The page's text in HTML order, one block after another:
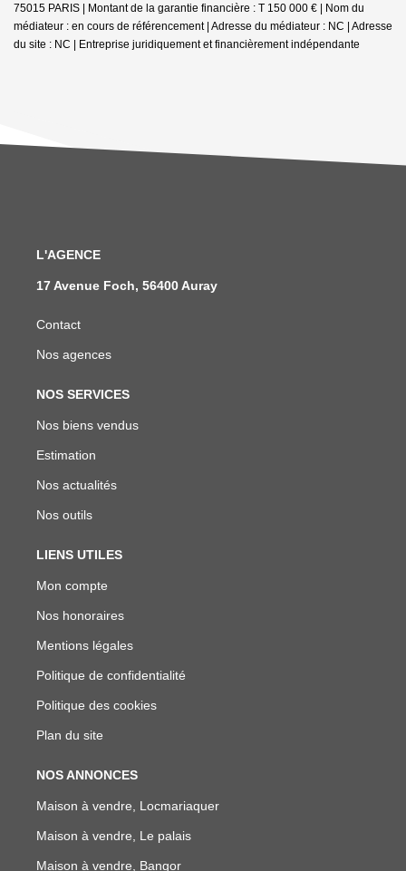
75015 PARIS | Montant de la garantie financière : T 150 000 € | Nom du
médiateur : en cours de référencement | Adresse du médiateur : NC | Adresse
du site : NC | Entreprise juridiquement et financièrement indépendante
L'AGENCE
17 Avenue Foch, 56400 Auray
Contact
Nos agences
NOS SERVICES
Nos biens vendus
Estimation
Nos actualités
Nos outils
LIENS UTILES
Mon compte
Nos honoraires
Mentions légales
Politique de confidentialité
Politique des cookies
Plan du site
NOS ANNONCES
Maison à vendre, Locmariaquer
Maison à vendre, Le palais
Maison à vendre, Bangor